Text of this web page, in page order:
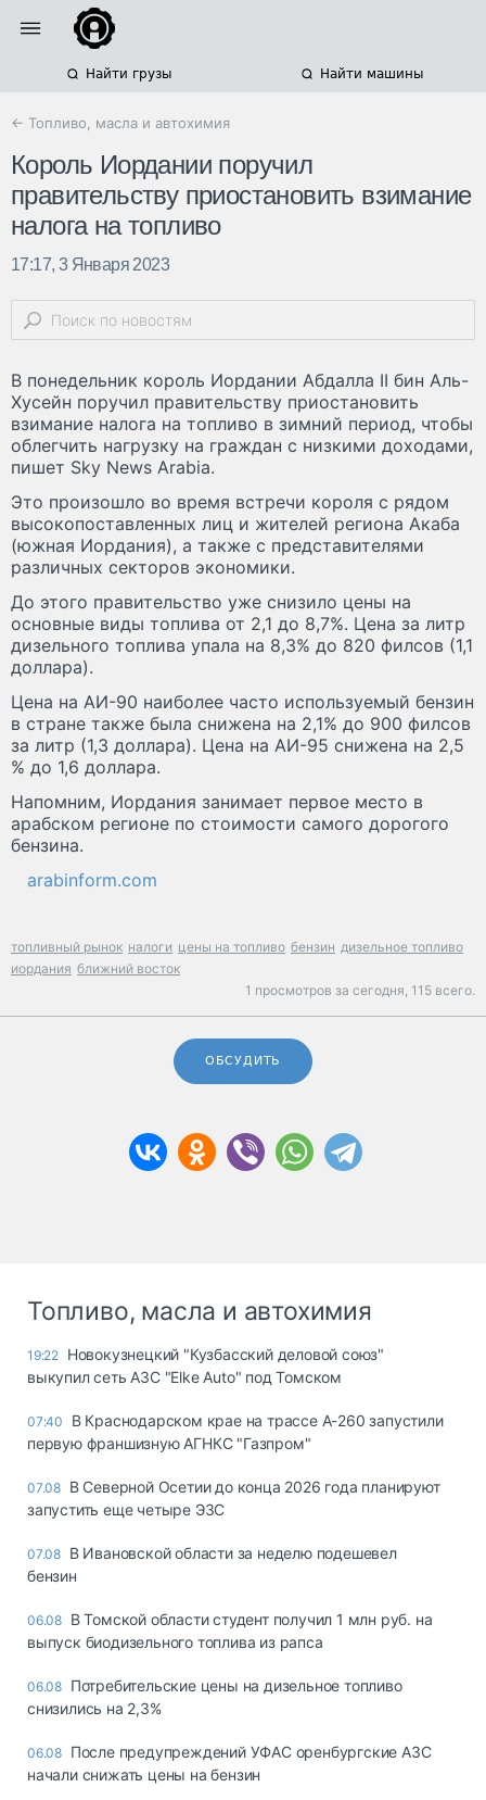
Найти грузы Найти машины
← Топливо, масла и автохимия
Король Иордании поручил
правительству приостановить взимание
налога на топливо
17:17, 3 Января 2023
В понедельник король Иордании Абдалла II бин Аль-
Хусейн поручил правительству приостановить
взимание налога на топливо в зимний период, чтобы
облегчить нагрузку на граждан с низкими доходами,
пишет Sky News Arabia.
Это произошло во время встречи короля с рядом
высокопоставленных лиц и жителей региона Акаба
(южная Иордания), а также с представителями
различных секторов экономики.
До этого правительство уже снизило цены на
основные виды топлива от 2,1 до 8,7%. Цена за литр
дизельного топлива упала на 8,3% до 820 филсов (1,1
доллара).
Цена на АИ-90 наиболее часто используемый бензин
в стране также была снижена на 2,1% до 900 филсов
за литр (1,3 доллара). Цена на АИ-95 снижена на 2,5
% до 1,6 доллара.
Напомним, Иордания занимает первое место в
арабском регионе по стоимости самого дорогого
бензина.
arabinform.com
топливный рынок налоги цены на топливо бензин дизельное топливо
иордания ближний восток
1 просмотров за сегодня, 115 всего.
ОБСУДИТЬ
Топливо, масла и автохимия
19:22 Новокузнецкий "Кузбасский деловой союз"
выкупил сеть АЗС "Elke Auto" под Томском
07:40
В Краснодарском крае на трассе А-260 запустили
первую франшизную АГНКС "Газпром"
07.08 В Северной Осетии до конца 2026 года планируют
запустить еще четыре ЭЗС
07.08 В Ивановской области за неделю подешевел
бензин
06.08 В Томской области студент получил 1 млн руб. на
выпуск биодизельного топлива из рапса
06.08 Потребительские цены на дизельное топливо
снизились на 2,3%
06.08 После предупреждений УФАС оренбургские АЗС
начали снижать цены на бензин